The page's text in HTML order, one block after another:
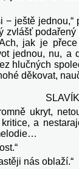
− ještě
zvlášť
jak je
jednou, nu, a
hlučných
děkovat,
SLAVÍK
ukryt,
a
nás oblaží.“